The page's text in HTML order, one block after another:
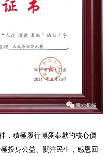
，積極履行博愛奉獻的核心價
投身公益、關注民生，感恩回